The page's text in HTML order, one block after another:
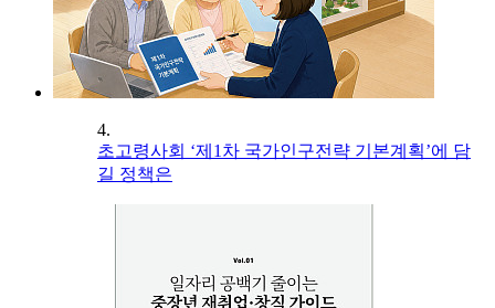
4.
초고령사회 ‘제1차 국가인구전략 기본계획’에 담
길 정책은